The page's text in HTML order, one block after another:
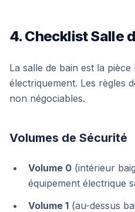
4. Checklist Salle
La salle de bain est la
électriquement. Les règles
non négociables.
Volumes de Sécurité
Volume 0 (intérieur
équipement électrique
Volume 1 (au-dessus